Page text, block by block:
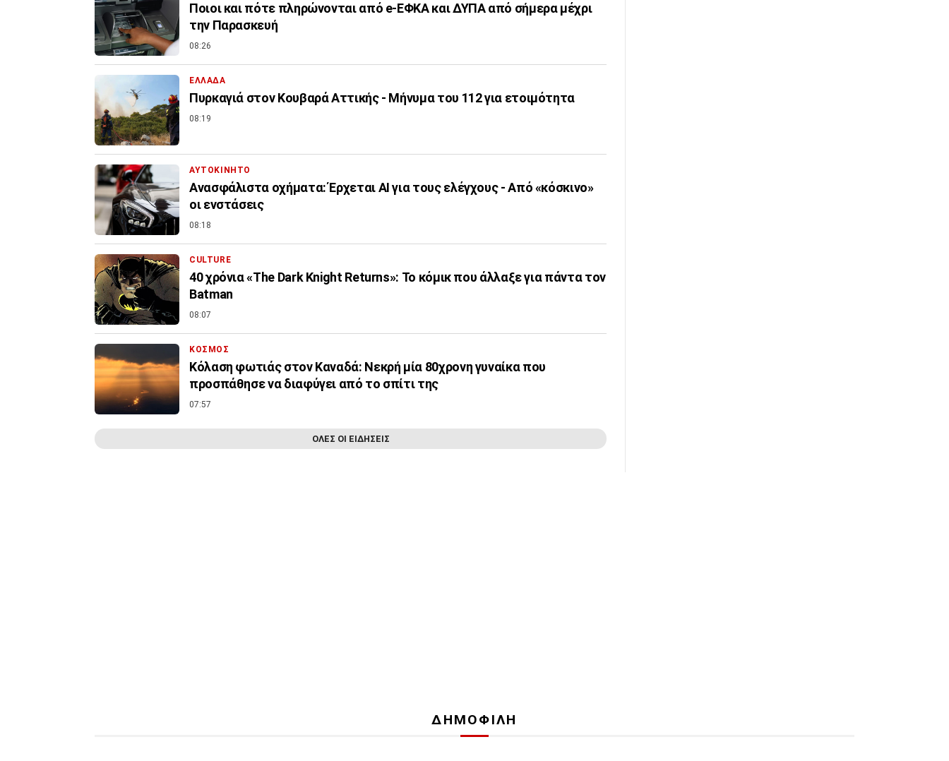
Ποιοι και πότε πληρώνονται από e-ΕΦΚΑ και ΔΥΠΑ από σήμερα μέχρι
την Παρασκευή
08:26
ΕΛΛΑΔΑ
Πυρκαγιά στον Κουβαρά Αττικής - Μήνυμα του 112 για ετοιμότητα
08:19
ΑΥΤΟΚΙΝΗΤΟ
Ανασφάλιστα οχήματα: Έρχεται ΑΙ για τους ελέγχους - Από «κόσκινο»
οι ενστάσεις
08:18
CULTURE
40 χρόνια «The Dark Knight Returns»: Το κόμικ που άλλαξε για πάντα τον
Batman
08:07
ΚΟΣΜΟΣ
Κόλαση φωτιάς στον Καναδά: Νεκρή μία 80χρονη γυναίκα που
προσπάθησε να διαφύγει από το σπίτι της
07:57
ΟΛΕΣ ΟΙ ΕΙΔΗΣΕΙΣ
ΔΗΜΟΦΙΛΗ